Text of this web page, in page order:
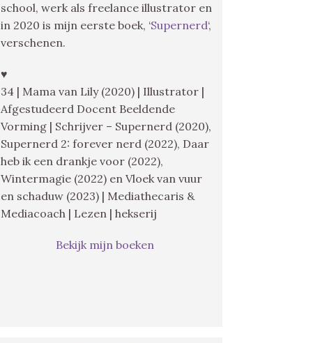
school, werk als freelance illustrator en
in 2020 is mijn eerste boek, ‘Supernerd‘,
verschenen.
♥
34 | Mama van Lily (2020) | Illustrator |
Afgestudeerd Docent Beeldende
Vorming | Schrijver – Supernerd (2020),
Supernerd 2: forever nerd (2022), Daar
heb ik een drankje voor (2022),
Wintermagie (2022) en Vloek van vuur
en schaduw (2023) | Mediathecaris &
Mediacoach | Lezen | hekserij
Bekijk mijn boeken